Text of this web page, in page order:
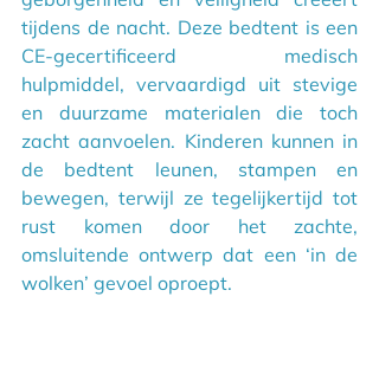
tijdens de nacht. Deze bedtent is een
CE-gecertificeerd medisch
hulpmiddel, vervaardigd uit stevige
en duurzame materialen die toch
zacht aanvoelen. Kinderen kunnen in
de bedtent leunen, stampen en
bewegen, terwijl ze tegelijkertijd tot
rust komen door het zachte,
omsluitende ontwerp dat een ‘in de
wolken’ gevoel oproept.